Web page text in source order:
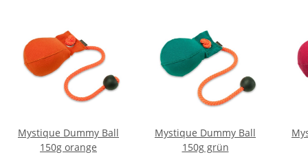
Mystique Dummy Ball
150g orange
Mystique Dummy Ball
150g grün